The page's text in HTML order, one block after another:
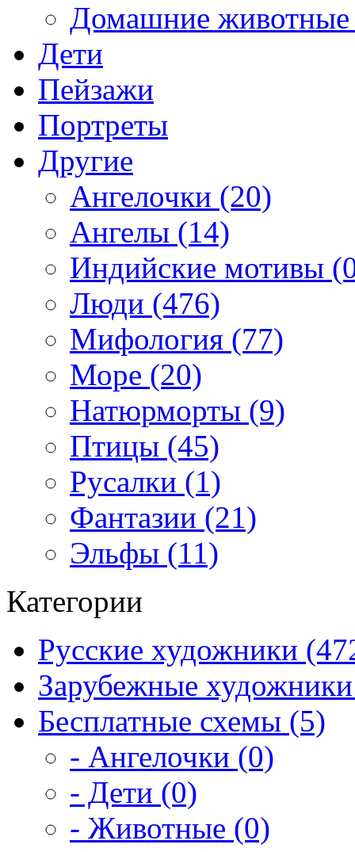
Домашние
Дети
Пейзажи
Портреты
Другие
Ангелочки (20)
Ангелы (14)
Индийские мотивы
Люди (476)
Мифология (77)
Море (20)
Натюрморты (9)
Птицы (45)
Русалки (1)
Фантазии (21)
Эльфы (11)
Категории
Русские художники
Зарубежные
Бесплатные схемы (5)
- Ангелочки (0)
- Дети (0)
- Животные (0)